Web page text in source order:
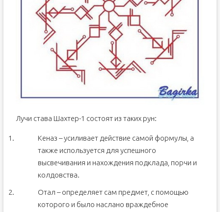
Лучи става Шахтер-1 состоят из таких рун:
Кеназ – усиливает действие самой формулы, а
также используется для успешного
высвечивания и нахождения подклада, порчи и
колдовства.
Отал – определяет сам предмет, с помощью
которого и было наслано враждебное